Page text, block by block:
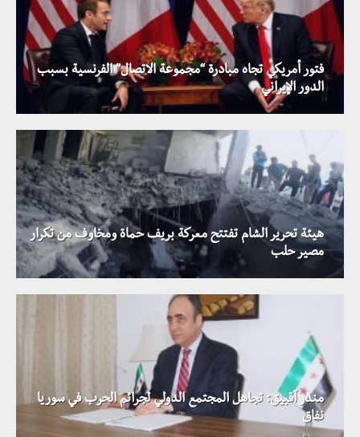
فتور أمريكي تجاه مبادرة “مجموعة الاتصال” الفرنسية بسبب
الدور الإيراني
هيئة تحرير الشام تفتتح معركة بريف حماة ومخاوف من تكرار
مصير حلب
منذر آقبيق: تجاهل المجتمع الدولي لجرائم الحرب في سوريا
نفاق